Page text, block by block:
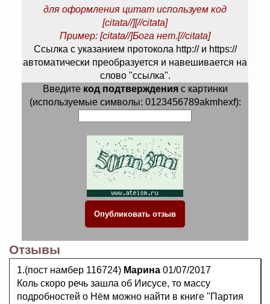
для оформления цитат используем код
[citata//][//citata]
Пример: [citata//]Бога нет.[//citata]
Ссылка с указанием протокола http:// и https://
автоматически преобразуется и навешивается на
слово "ссылка".
Введите код подтвержденияс картинки
(используемые символы: 0123456789akmhexf):
Отзывы
1.(пост намбер 116724) Марина 01/07/2017
Коль скоро речь зашла об Иисусе, то массу
подробностей о Нём можно найти в книге "Партия